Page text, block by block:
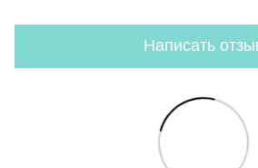
Написать